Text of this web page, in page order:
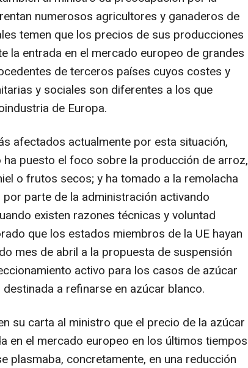
numerosos agricultores y ganaderos de
temen que los precios de sus producciones
la entrada en el mercado europeo de grandes
de terceros países cuyos costes y
y sociales son diferentes a los que
de Europa.
afectados actualmente por esta situación,
ha puesto el foco sobre la producción de arroz,
o frutos secos; y ha tomado a la remolacha
parte de la administración activando
existen razones técnicas y voluntad
que los estados miembros de la UE hayan
mes de abril a la propuesta de suspensión
activo para los casos de azúcar
a refinarse en azúcar blanco.
su carta al ministro que el precio de la azúcar
en el mercado europeo en los últimos tiempos
plasmaba, concretamente, en una reducción